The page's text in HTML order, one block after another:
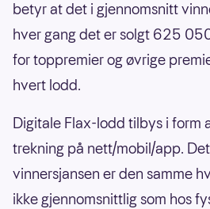
betyr at det i gjennomsnitt
hver gang det er solgt 625
for toppremier og øvrige
hvert lodd.
Digitale Flax-lodd tilbys i form
trekning på nett/mobil/app.
vinnersjansen er den samme
ikke gjennomsnittlig som hos